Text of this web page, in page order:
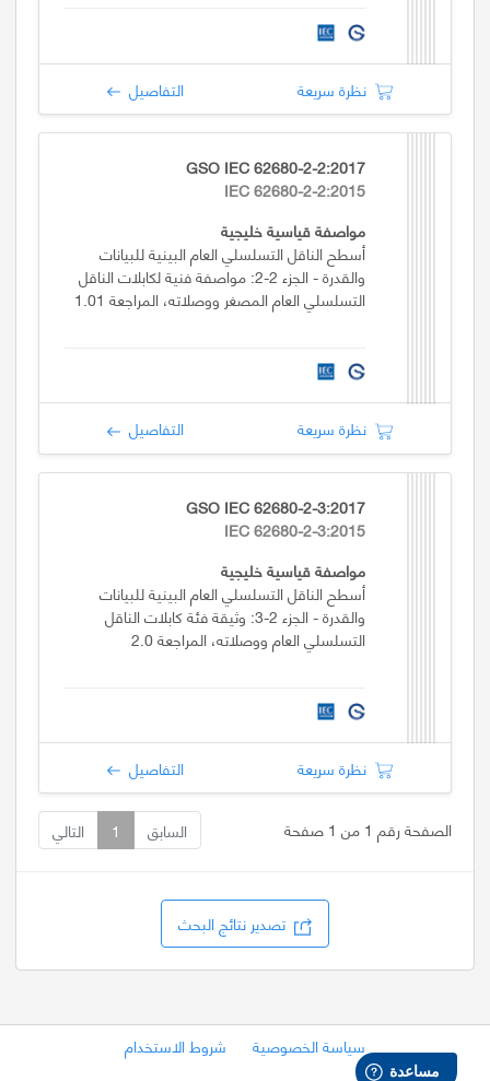
نظرة سريعة التفاصيل
GSO IEC 62680-2-2:2017
IEC 62680-2-2:2015
مواصفة قياسية خليجية
أسطح الناقل التسلسلي العام البينية للبيانات
والقدرة - الجزء 2-2: مواصفة فنية لكابلات الناقل
التسلسلي العام المصغر ووصلاته، المراجعة 1.01
نظرة سريعة التفاصيل
GSO IEC 62680-2-3:2017
IEC 62680-2-3:2015
مواصفة قياسية خليجية
أسطح الناقل التسلسلي العام البينية للبيانات
والقدرة - الجزء 2-3: وثيقة فئة كابلات الناقل
التسلسلي العام ووصلاته، المراجعة 2.0
نظرة سريعة التفاصيل
الصفحة رقم 1 من 1 صفحة السابق 1 التالي
تصدير نتائج البحث
سياسة الخصوصية
شروط الاستخدام